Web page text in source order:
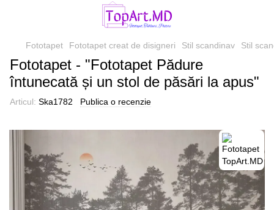
Fototapet Fototapet creat de disigneri Stil scandinav Stil
Fototapet - "Fototapet Pădure
întunecată și un stol de păsări la apus"
Articul: Ska1782 Publica o recenzie